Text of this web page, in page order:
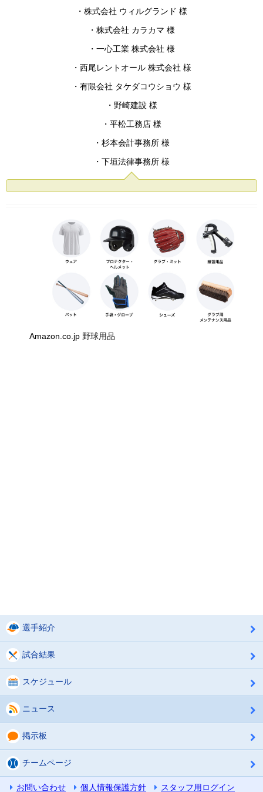
・株式会社 ウィルグランド 様
・株式会社 カラカマ 様
・一心工業 株式会社 様
・西尾レントオール 株式会社 様
・有限会社 タケダコウショウ 様
・野崎建設 様
・平松工務店 様
・杉本会計事務所 様
・下垣法律事務所 様
Amazon.co.jp 野球用品
選手紹介
試合結果
スケジュール
ニュース
掲示板
チームページ
お問い合わせ 個人情報保護方針 スタッフ用ログイン